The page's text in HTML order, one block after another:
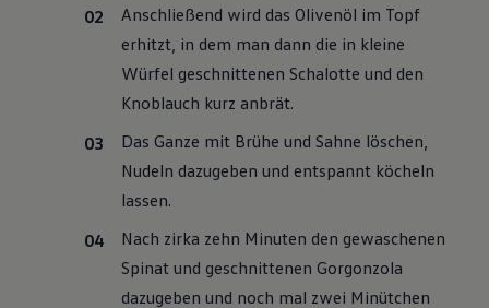
Anschließend wird das Olivenöl im Topf
erhitzt, in dem man dann die in kleine
Würfel geschnittenen Schalotte und den
Knoblauch kurz anbrät.
Das Ganze mit Brühe und Sahne löschen,
Nudeln dazugeben und entspannt köcheln
lassen.
Nach zirka zehn Minuten den gewaschenen
Spinat und geschnittenen Gorgonzola
dazugeben und noch mal zwei Minütchen